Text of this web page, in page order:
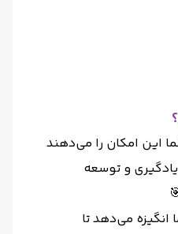
این امکان را می‌دهند
و توسعه
می‌دهد تا